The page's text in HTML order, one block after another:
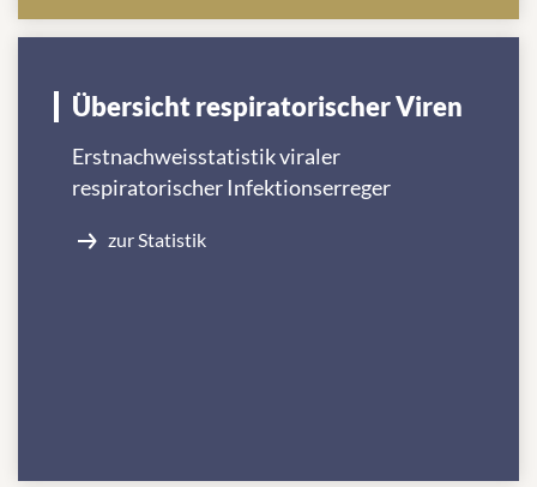
Übersicht respiratorischer Viren
Erstnachweisstatistik viraler
respiratorischer Infektionserreger
zur Statistik